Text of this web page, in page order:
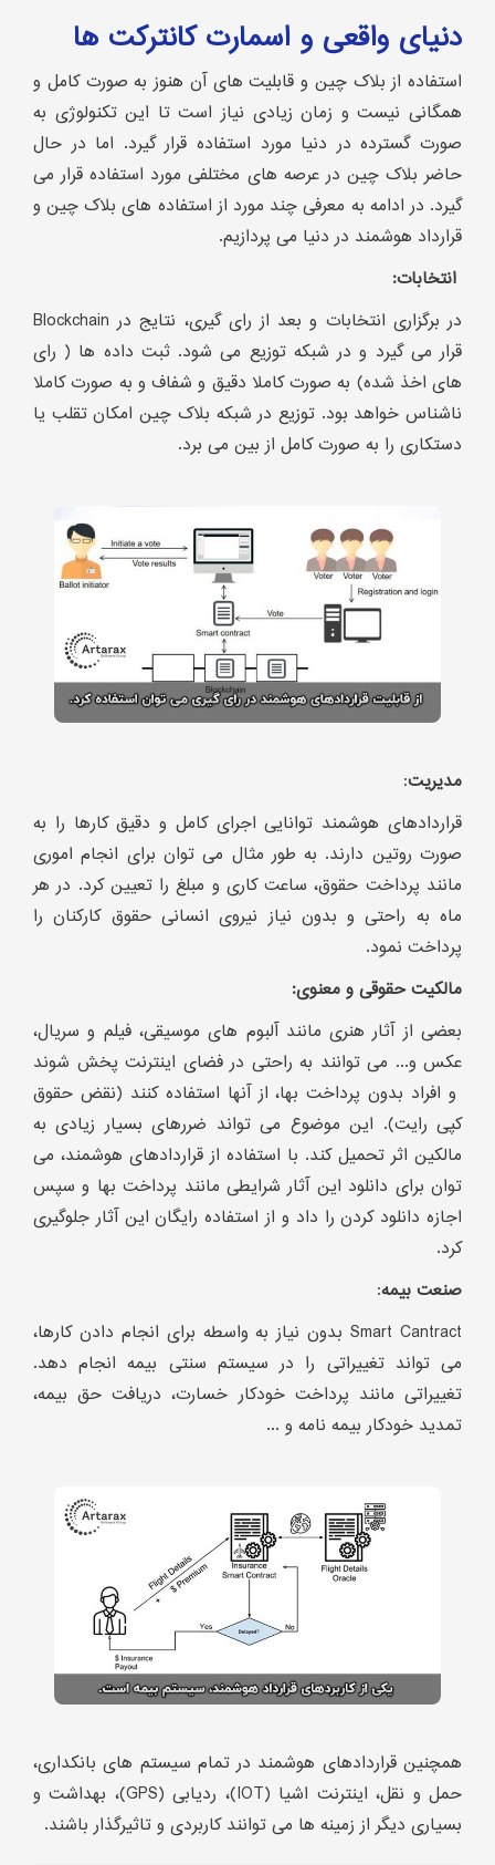
دنیای واقعی و اسمارت کانترکت ها
استفاده از بلاک چین و قابلیت های آن هنوز به صورت کامل و
همگانی نیست و زمان زیادی نیاز است تا این تکنولوژی به
صورت گسترده در دنیا مورد استفاده قرار گیرد. اما در حال
حاضر بلاک چین در عرصه های مختلفی مورد استفاده قرار می
گیرد. در ادامه به معرفی چند مورد از استفاده های بلاک چین و
قرارداد هوشمند در دنیا می پردازیم.
انتخابات:
در برگزاری انتخابات و بعد از رای گیری، نتایج در Blockchain
قرار می گیرد و در شبکه توزیع می شود. ثبت داده ها ( رای
های اخذ شده) به صورت کاملا دقیق و شفاف و به صورت کاملا
ناشناس خواهد بود. توزیع در شبکه بلاک چین امکان تقلب یا
دستکاری را به صورت کامل از بین می برد.
مدیریت:
قراردادهای هوشمند توانایی اجرای کامل و دقیق کارها را به
صورت روتین دارند. به طور مثال می توان برای انجام اموری
مانند پرداخت حقوق، ساعت کاری و مبلغ را تعیین کرد. در هر
ماه به راحتی و بدون نیاز نیروی انسانی حقوق کارکنان را
پرداخت نمود.
مالکیت حقوقی و معنوی:
بعضی از آثار هنری مانند آلبوم های موسیقی، فیلم و سریال،
عکس و... می توانند به راحتی در فضای اینترنت پخش شوند
و افراد بدون پرداخت بها، از آنها استفاده کنند (نقض حقوق
کپی رایت). این موضوع می تواند ضررهای بسیار زیادی به
مالکین اثر تحمیل کند. با استفاده از قراردادهای هوشمند، می
توان برای دانلود این آثار شرایطی مانند پرداخت بها و سپس
اجازه دانلود کردن را داد و از استفاده رایگان این آثار جلوگیری
کرد.
صنعت بیمه:
Smart Cantract بدون نیاز به واسطه برای انجام دادن کارها،
می تواند تغییراتی را در سیستم سنتی بیمه انجام دهد.
تغییراتی مانند پرداخت خودکار خسارت، دریافت حق بیمه،
تمدید خودکار بیمه نامه و ...
همچنین قراردادهای هوشمند در تمام سیستم های بانکداری،
حمل و نقل، اینترنت اشیا (IOT)، ردیابی (GPS)، بهداشت و
بسیاری دیگر از زمینه ها می توانند کاربردی و تاثیرگذار باشند.